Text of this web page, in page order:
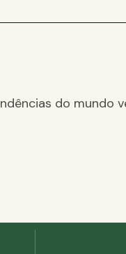
do mundo